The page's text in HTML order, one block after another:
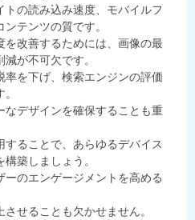
の読み込み速度、モバイルフ
テンツの質です。
を改善するためには、画像の最
が不可欠です。
率を下げ、検索エンジンの評価
なデザインを確保することも重
することで、あらゆるデバイス
築しましょう。
ーのエンゲージメントを高める
せることも欠かせません。